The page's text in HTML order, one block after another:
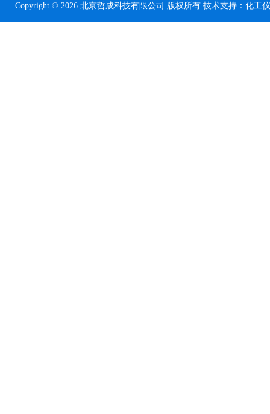
Copyright © 2026 北京哲成科技有限公司 版权所有 技术支持： 化工